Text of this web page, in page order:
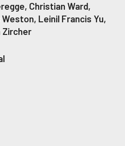
Christian Ward,
Leinil Francis Yu,
Zircher